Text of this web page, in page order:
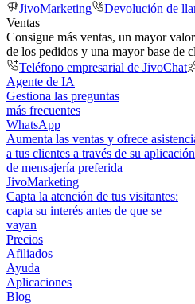
JivoMarketing
Devolución de
Ventas
Consigue más ventas, un mayor
de los pedidos y una mayor base de
Teléfono empresarial de JivoChat
Agente de IA
Gestiona las preguntas
más frecuentes
WhatsApp
Aumenta las ventas y ofrece
a tus clientes a través de su aplicación
de mensajería preferida
JivoMarketing
Capta la atención de tus visitantes:
capta su interés antes de que se
vayan
Precios
Afiliados
Ayuda
Aplicaciones
Blog